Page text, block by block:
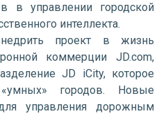
в управлении городской
интеллекта.
проект в жизнь
коммерции JD.com,
JD iCity, которое
городов. Новые
управления дорожным